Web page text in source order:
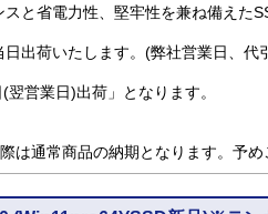
と省電力性、堅牢性を兼ね備えた
出荷いたします。(弊社営業日、代
営業日)出荷」となります。
は通常商品の納期となります。予め